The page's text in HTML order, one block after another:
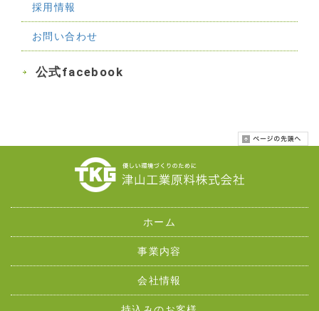
採用情報
お問い合わせ
公式facebook
ホーム
事業内容
会社情報